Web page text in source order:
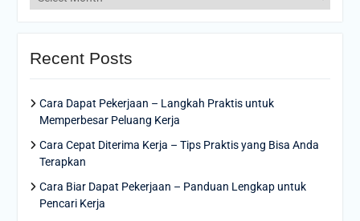
Recent Posts
Cara Dapat Pekerjaan – Langkah Praktis untuk
Memperbesar Peluang Kerja
Cara Cepat Diterima Kerja – Tips Praktis yang Bisa Anda
Terapkan
Cara Biar Dapat Pekerjaan – Panduan Lengkap untuk
Pencari Kerja